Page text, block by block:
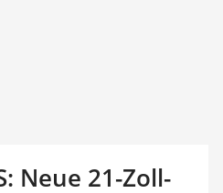
Neue 21-Zoll-